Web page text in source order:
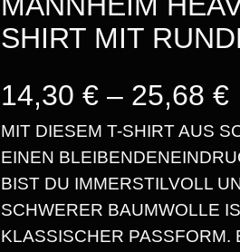
SHIRT MIT
14,30 € – 25,68 €P
MIT DIESEM T-SHIRT AUS
EINEN
BIST DU IMMERSTILVOLL
SCHWERER BAUMWOLLE
KLASSISCHER PASSFORM.